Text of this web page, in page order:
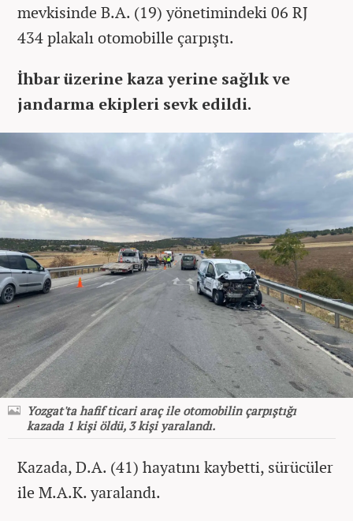
mevkisinde B.A. (19) yönetimindeki 06 RJ
434 plakalı otomobille çarpıştı.
İhbar üzerine kaza yerine sağlık ve
jandarma ekipleri sevk edildi.
Yozgat'ta hafif ticari araç ile otomobilin çarpıştığı
kazada 1 kişi öldü, 3 kişi yaralandı.
Kazada, D.A. (41) hayatını kaybetti, sürücüler
ile M.A.K. yaralandı.